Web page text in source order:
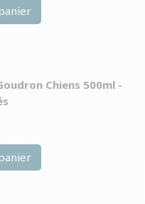
Chiens 500ml -